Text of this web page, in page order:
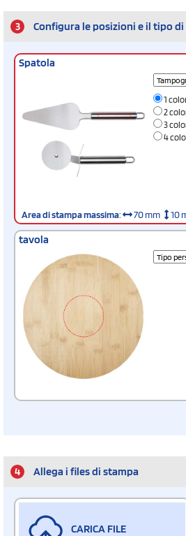
3 Configura le posizioni e il tipo di
Spatola
1
2
3
4
Area di stampa massima: 70 mm 10
tavola
4 Allega i files di stampa
CARICA FILE